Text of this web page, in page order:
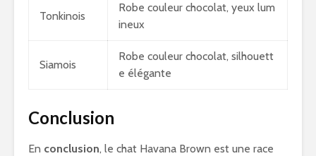
Tonkinois
Robe couleur chocolat, yeux lum
ineux
Siamois
Robe couleur chocolat, silhouett
e élégante
Conclusion
En conclusion, le chat Havana Brown est une race